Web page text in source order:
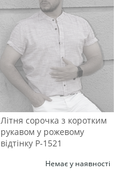
Літня сорочка з коротким
рукавом у рожевому
відтінку Р-1521
Немає у наявності